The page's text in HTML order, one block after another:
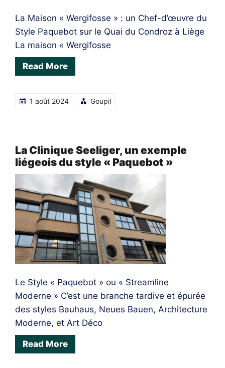
La Maison « Wergifosse » : un Chef-d’œuvre du
Style Paquebot sur le Quai du Condroz à Liège
La maison « Wergifosse
Read More
1 août 2024 Goupil
La Clinique Seeliger, un exemple
liégeois du style « Paquebot »
Le Style « Paquebot » ou « Streamline
Moderne » C’est une branche tardive et épurée
des styles Bauhaus, Neues Bauen, Architecture
Moderne, et Art Déco
Read More